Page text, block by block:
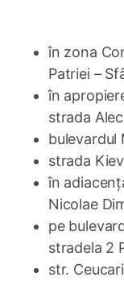
în zona
Patriei –
în
strada
bulevardul
strada
în
Nicolae
pe
stradela 2
str.